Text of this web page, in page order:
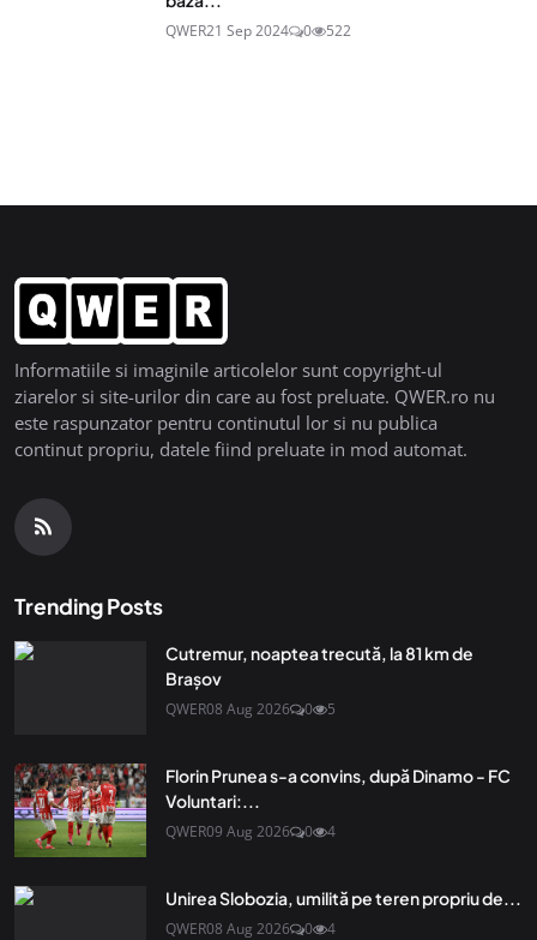
QWER21 Sep 2024 0 522
Informatiile si imaginile articolelor sunt copyright-ul
ziarelor si site-urilor din care au fost preluate. QWER.ro nu
este raspunzator pentru continutul lor si nu publica
continut propriu, datele fiind preluate in mod automat.
Trending Posts
Cutremur, noaptea trecută, la 81 km de
Brașov
QWER08 Aug 2026 0 5
Florin Prunea s-a convins, după Dinamo - FC
Voluntari:...
QWER09 Aug 2026 0 4
Unirea Slobozia, umilită pe teren propriu de...
QWER08 Aug 2026 0 4